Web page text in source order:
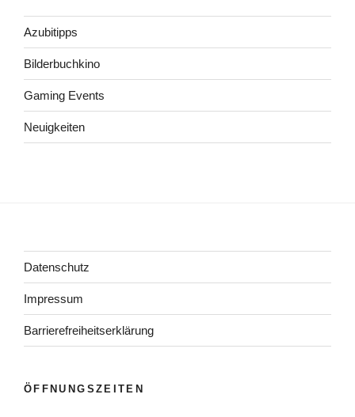
Azubitipps
Bilderbuchkino
Gaming Events
Neuigkeiten
Datenschutz
Impressum
Barrierefreiheitserklärung
ÖFFNUNGSZEITEN